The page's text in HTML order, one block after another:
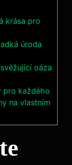
krása pro
úroda
oáza
pro každého
na vlastním